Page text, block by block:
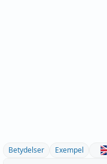
Betydelser Exempel